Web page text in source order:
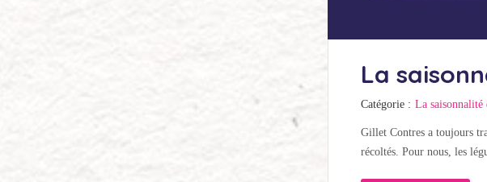
La
Catégorie : La saisonnalité
Gillet Contres a toujours
récoltés. Pour nous, les